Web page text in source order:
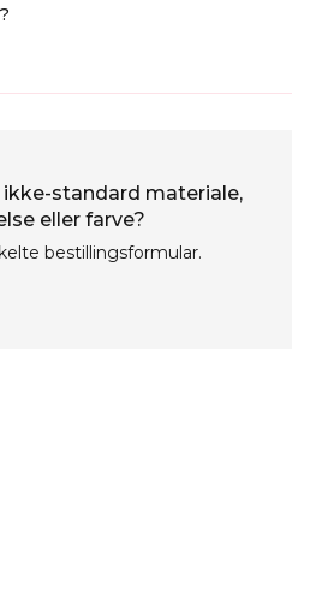
ikke-standard materiale,
eller farve?
bestillingsformular.